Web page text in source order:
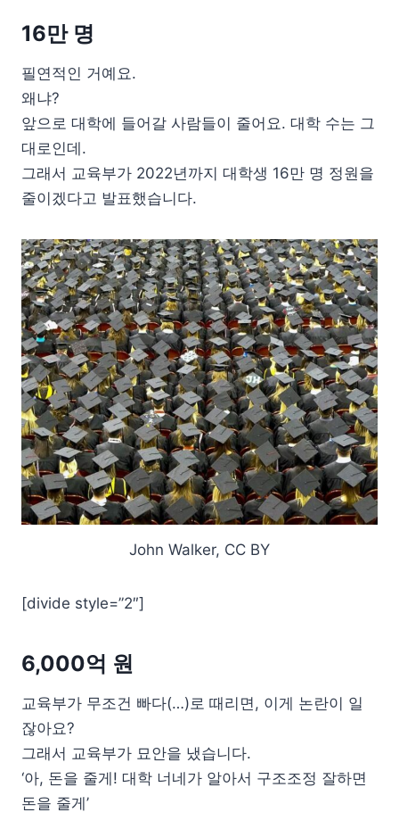
16만 명
필연적인 거예요.
왜냐?
앞으로 대학에 들어갈 사람들이 줄어요. 대학 수는 그
대로인데.
그래서 교육부가 2022년까지 대학생 16만 명 정원을
줄이겠다고 발표했습니다.
John Walker, CC BY
[divide style=”2″]
6,000억 원
교육부가 무조건 빠다(…)로 때리면, 이게 논란이 일
잖아요?
그래서 교육부가 묘안을 냈습니다.
‘아, 돈을 줄게! 대학 너네가 알아서 구조조정 잘하면
돈을 줄게’